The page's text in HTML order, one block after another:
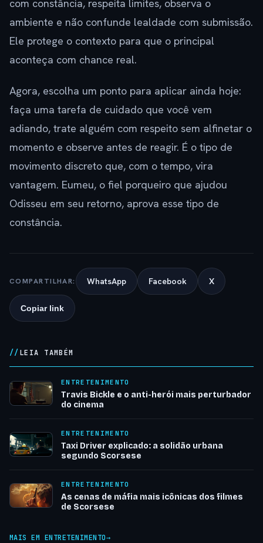
com constância, respeita limites, observa o
ambiente e não confunde lealdade com submissão.
Ele protege o contexto para que o principal
aconteça com chance real.
Agora, escolha um ponto para aplicar ainda hoje:
faça uma tarefa de cuidado que você vem
adiando, trate alguém com respeito sem alfinetar o
momento e observe antes de reagir. É o tipo de
movimento discreto que, com o tempo, vira
vantagem. Eumeu, o fiel porqueiro que ajudou
Odisseu em seu retorno, aprova esse tipo de
constância.
COMPARTILHAR: WhatsApp Facebook X
Copiar link
LEIA TAMBÉM
ENTRETENIMENTO
Travis Bickle e o anti-herói mais perturbador
do cinema
ENTRETENIMENTO
Taxi Driver explicado: a solidão urbana
segundo Scorsese
ENTRETENIMENTO
As cenas de máfia mais icônicas dos filmes
de Scorsese
MAIS EM ENTRETENIMENTO